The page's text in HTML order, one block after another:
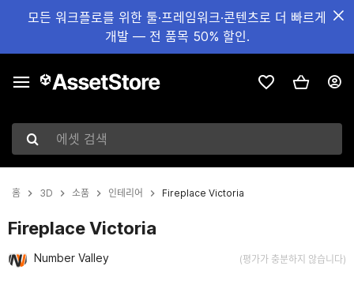
모든 워크플로를 위한 툴·프레임워크·콘텐츠로 더 빠르게
개발 — 전 품목 50% 할인.
에셋 검색
홈 3D 소품 인테리어 Fireplace Victoria
Fireplace Victoria
Number Valley (평가가 충분하지 않습니다)